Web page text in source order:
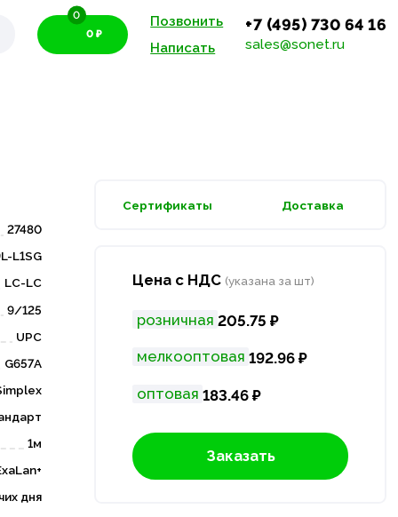
0 ₽
0
Позвонить
Написать
+7 (495) 730 64 16
sales@sonet.ru
27480
L1SG
LC-LC
9/125
UPC
G657A
1м
дня
Сертификаты Доставка
Цена с НДС (указана за шт)
розничная 205.75 ₽
мелкооптовая 192.96 ₽
оптовая 183.46 ₽
Заказать